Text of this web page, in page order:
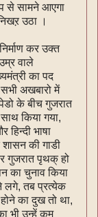
से सामने आएगा
उठा ।
कर उक्त
वाले
का पद
अखबारो में
के बीच गुजरात
किया गया,
भाषा
की गाडी
गुजरात पृथक् हो
का चुनाव किया
लगे, तब प्रत्येक
का दुख तो था,
भी उन्हें कम